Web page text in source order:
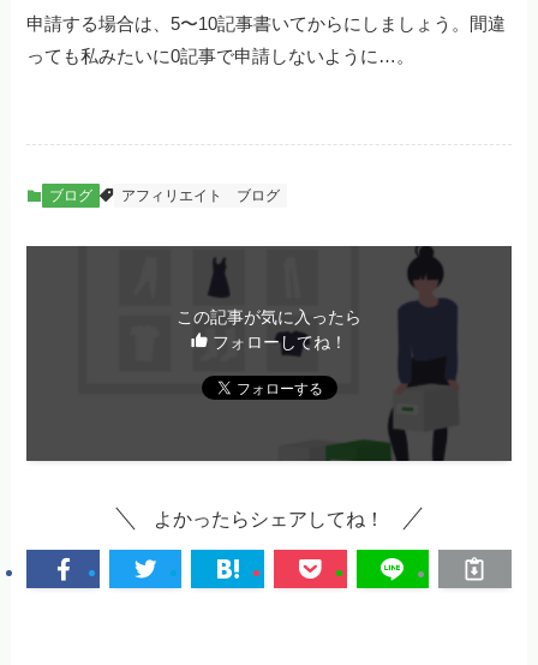
申請する場合は、5〜10記事書いてからにしましょう。間違
っても私みたいに0記事で申請しないように…。
ブログ アフィリエイト ブログ
この記事が気に入ったら
フォローしてね！
よかったらシェアしてね！